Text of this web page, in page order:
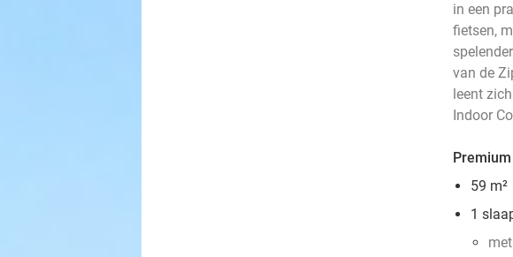
in een
fietsen,
van de
leent
Indoor
59 m²
1